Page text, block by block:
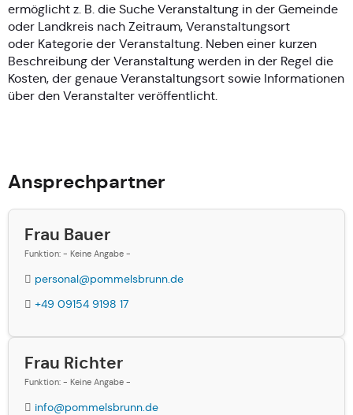
ermöglicht z. B. die Suche Veranstaltung in der Gemeinde
oder Landkreis nach Zeitraum, Veranstaltungsort
oder Kategorie der Veranstaltung. Neben einer kurzen
Beschreibung der Veranstaltung werden in der Regel die
Kosten, der genaue Veranstaltungsort sowie Informationen
über den Veranstalter veröffentlicht.
Ansprechpartner
Frau Bauer
Funktion: - Keine Angabe -
personal@pommelsbrunn.de
+49 09154 9198 17
Frau Richter
Funktion: - Keine Angabe -
info@pommelsbrunn.de